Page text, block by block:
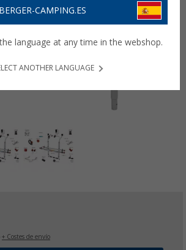
+ Costes de envío
CAMPING.ES
language at any time in the webshop.
ANOTHER LANGUAGE